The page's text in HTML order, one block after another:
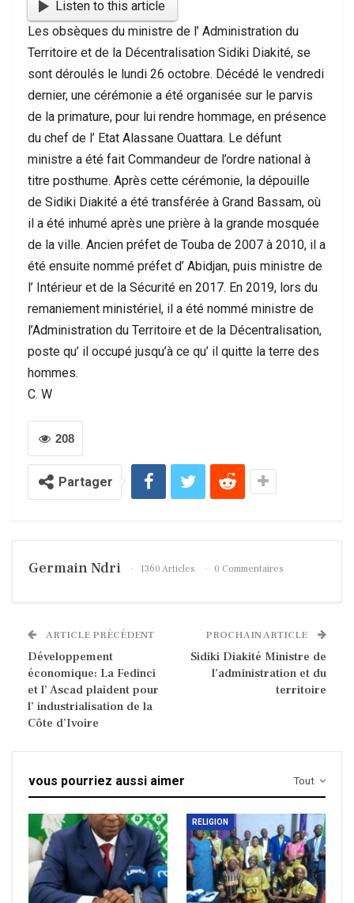
Listen to this article
Les obsèques du ministre de l’ Administration du
Territoire et de la Décentralisation Sidiki Diakité, se
sont déroulés le lundi 26 octobre. Décédé le vendredi
dernier, une cérémonie a été organisée sur le parvis
de la primature, pour lui rendre hommage, en présence
du chef de l’ Etat Alassane Ouattara. Le défunt
ministre a été fait Commandeur de l’ordre national à
titre posthume. Après cette cérémonie, la dépouille
de Sidiki Diakité a été transférée à Grand Bassam, où
il a été inhumé après une prière à la grande mosquée
de la ville. Ancien préfet de Touba de 2007 à 2010, il a
été ensuite nommé préfet d’ Abidjan, puis ministre de
l’ Intérieur et de la Sécurité en 2017. En 2019, lors du
remaniement ministériel, il a été nommé ministre de
l’Administration du Territoire et de la Décentralisation,
poste qu’ il occupé jusqu’à ce qu’ il quitte la terre des
hommes.
C. W
208
Partager
Germain Ndri 1360 Articles 0 Commentaires
ARTICLE PRÉCÉDENT
Développement
économique: La Fedinci
et l’ Ascad plaident pour
l’ industrialisation de la
Côte d’Ivoire
PROCHAIN ARTICLE
Sidiki Diakité Ministre de
l’administration et du
territoire
Tout
vous pourriez aussi aimer
RELIGION